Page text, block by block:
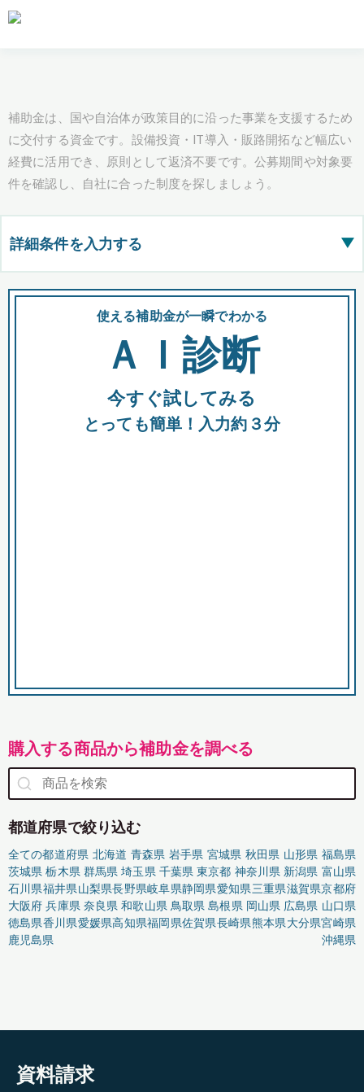
補助金は、国や自治体が政策目的に沿った事業を支援するため
に交付する資金です。設備投資・IT導入・販路開拓など幅広い
経費に活用でき、原則として返済不要です。公募期間や対象要
件を確認し、自社に合った制度を探しましょう。
詳細条件を入力する ▶
都道府県
全国の検索結果を含めて表示
助成金 融資 出資
使える補助金が一瞬でわかる
ＡＩ診断
今すぐ試してみる
とっても簡単！入力約３分
購入する商品から補助金を調べる
都道府県で絞り込む
全ての都道府県 北海道 青森県 岩手県 宮城県 秋田県 山形県 福島県
茨城県 栃木県 群馬県 埼玉県 千葉県 東京都 神奈川県 新潟県 富山県
石川県福井県山梨県長野県岐阜県静岡県愛知県三重県滋賀県京都府
大阪府 兵庫県 奈良県 和歌山県 鳥取県 島根県 岡山県 広島県 山口県
徳島県香川県愛媛県高知県福岡県佐賀県長崎県熊本県大分県宮崎県
鹿児島県
沖縄県
資料請求